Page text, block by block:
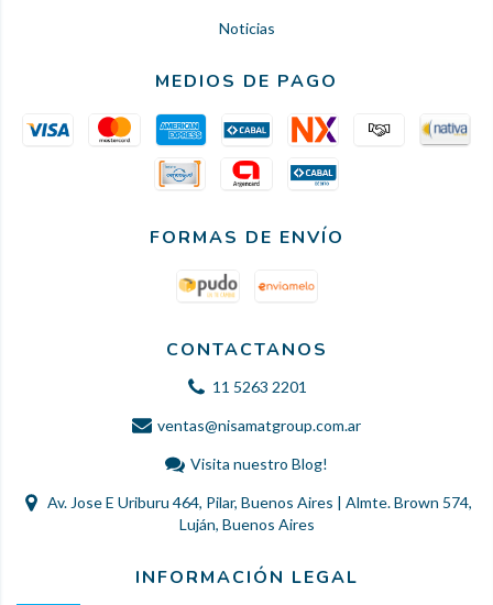
Noticias
MEDIOS DE PAGO
FORMAS DE ENVÍO
CONTACTANOS
11 5263 2201
ventas@nisamatgroup.com.ar
Visita nuestro Blog!
Av. Jose E Uriburu 464, Pilar, Buenos Aires | Almte. Brown 574,
Luján, Buenos Aires
INFORMACIÓN LEGAL